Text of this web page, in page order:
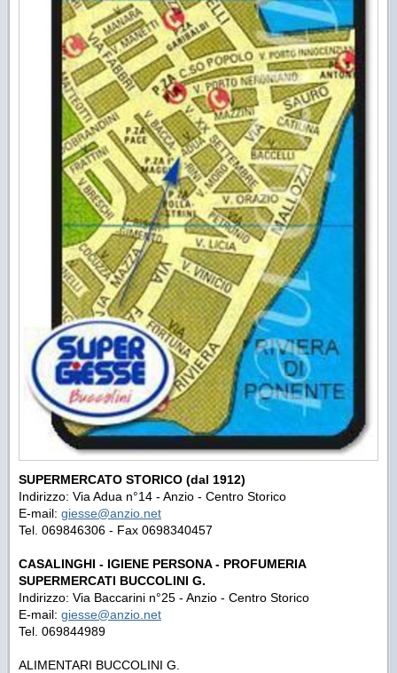
SUPERMERCATO STORICO (dal 1912)
Indirizzo: Via Adua n°14 - Anzio - Centro Storico
E-mail: giesse@anzio.net
Tel. 069846306 - Fax 0698340457
CASALINGHI - IGIENE PERSONA - PROFUMERIA
SUPERMERCATI BUCCOLINI G.
Indirizzo: Via Baccarini n°25 - Anzio - Centro Storico
E-mail: giesse@anzio.net
Tel. 069844989
ALIMENTARI BUCCOLINI G.